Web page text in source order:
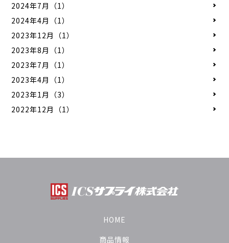
2024年7月（1）
2024年4月（1）
2023年12月（1）
2023年8月（1）
2023年7月（1）
2023年4月（1）
2023年1月（3）
2022年12月（1）
HOME
商品情報